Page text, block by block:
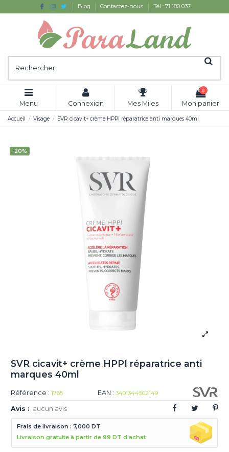
Blog Contactez-nous Tél : 71 180 037
Menu Connexion Mes Miles
0
Mon panier
Accueil Visage SVR cicavit+ crème HPPI réparatrice anti marques 40ml
-20%
SVR cicavit+ crème HPPI réparatrice anti
marques 40ml
Référence : 1765 EAN : 3401344502149
Avis : aucun avis
Frais de livraison : 7,000 DT
Livraison gratuite à partir de 99 DT d'achat